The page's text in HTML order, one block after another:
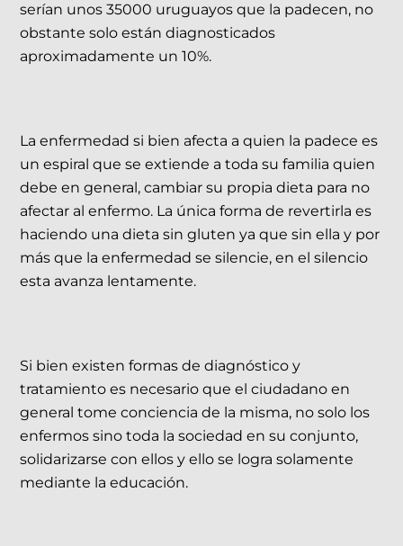
serían unos 35000 uruguayos que la padecen, no
obstante solo están diagnosticados
aproximadamente un 10%.
La enfermedad si bien afecta a quien la padece es
un espiral que se extiende a toda su familia quien
debe en general, cambiar su propia dieta para no
afectar al enfermo. La única forma de revertirla es
haciendo una dieta sin gluten ya que sin ella y por
más que la enfermedad se silencie, en el silencio
esta avanza lentamente.
Si bien existen formas de diagnóstico y
tratamiento es necesario que el ciudadano en
general tome conciencia de la misma, no solo los
enfermos sino toda la sociedad en su conjunto,
solidarizarse con ellos y ello se logra solamente
mediante la educación.